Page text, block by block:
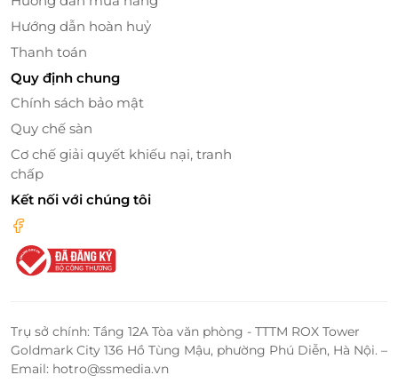
Tiện ích nội khu phong phú – Thăng hoa kỳ
nghỉ của bạn
Không chỉ dừng lại ở sự hoàn hảo trong từng phòng
nghỉ,
phục du khách bởi chuỗi tiện ích nội khu hiện đại,
đáp ứng mọi nhu cầu từ thư giãn đến giải trí:
mình trong làn nước trong xanh dưới nắng vàng
miền biển.
Phòng gym hiện đại
Hướng dẫn hoàn huỷ
Thanh toán
Quy định chung
Chính sách bảo mật
Quy chế sàn
Cơ chế giải quyết khiếu nại, tranh
chấp
Kết nối với chúng tôi
Trụ sở chính: Tầng 12A Tòa văn phòng - TTTM ROX Tower
Goldmark City 136 Hồ Tùng Mậu, phường Phú Diễn, Hà Nội. –
Email: hotro@ssmedia.vn